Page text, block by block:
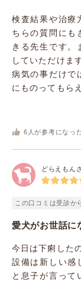
検査結果や治療
ちらの質問にも
きる先生です。
していただけます
病気の事だけで
にものってもら
6 人が参考になっ
どらえもん
この口コミは受診か
愛犬がお世話に
今日は下痢した
設備は新しい感
と息子が言って